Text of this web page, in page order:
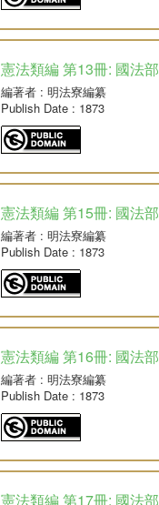
憲法類編 第13冊: 國法
編著者 : 明法寮編纂
Publish Date : 1873
憲法類編 第15冊: 國法
編著者 : 明法寮編纂
Publish Date : 1873
憲法類編 第16冊: 國法
編著者 : 明法寮編纂
Publish Date : 1873
憲法類編 第17冊: 國法